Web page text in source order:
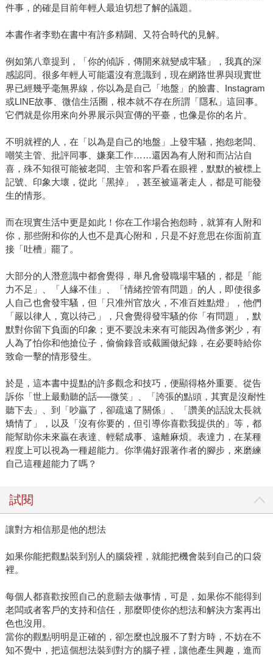
件事，的確是目前年輕人最迫切想了解的議題。
本書作者李勁在書中有許多精闢、又符合時代的見解。
例如第八章提到，「你的傾訴，傳開來就變成牢騷」，我真的深
感認同。很多年輕人可能還沒有意識到，現在網路世界與現實世
界已經幾乎毫無界線，你以為是自己「地盤」的臉書、Instagram
或LINE故事、微信生活圈，根本就不存在所謂「隱私」這回事。
它們就是你用來向外界展示與宣傳的平臺，也像是你的名片。
不明就裡的人，在「以為是自己的地盤」上發牢騷，抱怨老闆、
嘲笑主管、批評同事、嫌棄工作……還因為有人附和而沾沾自
喜，殊不知很可能被老闆、主管和客戶看在眼裡，默默的被標上
記號、印象大壞，從此「黑掉」，甚至被逼著走人，都是可能發
生的情形。
而在現實生活中更是如此！你在工作場合抱怨時，就算有人附和
你，那些附和你的人也不是真心附和，只是不好意思在你面前直
接「吐槽」罷了。
大部分的人潛意識中都會覺得，舉凡會發職場牢騷的，都是「能
力不足」、「人緣不佳」、「情緒控管有問題」的人，即使很多
人自己也會發牢騷，但「只准州官放火，不准百姓點燈」，他們
「嚴以律人，寬以待己」，只會覺得發牢騷的你「有問題」，默
默對你留下負面的印象；更不要說未來有可能因為僧多粥少，有
人為了怕你和他搶位子，偷偷錄音或截圖做紀錄，在必要時給你
致命一擊的情形發生。
於是，這本書中提點的許多觀念和技巧，便顯得格外重要。從告
訴你「世上最動聽的話──微笑」、「誇張的點頭，其實是沒耐性
聽下去」、到「吵贏了，卻疏遠了關係」、「讚美的話說太長就
矯情了」，以及「沒有你要的，但引導你喜歡我提供的」等，都
能幫助你未來贏在表達、輕鬆成事、遠離麻煩。表達力，在某種
程度上可以視為一種超能力。你準備好跟著作者的腳步，來磨練
自己這種超能力了嗎？
試閱
讓對方相信那是他的想法
如果你能把觀點裝到別人的腦袋裡，就能把機會裝到自己的口袋
裡。
每個人都喜歡按照自己的意願去做事情，可是，如果你不能得到
老闆或者客戶的支持和信任，那麼即使你的想法和解決方案再出
色也沒用。
當你的觀點明明是正確的，卻怎麼也說服不了對方時，不妨在不
知不覺中，把這個想法裝到對方的腦子裡，讓他產生興趣，進而